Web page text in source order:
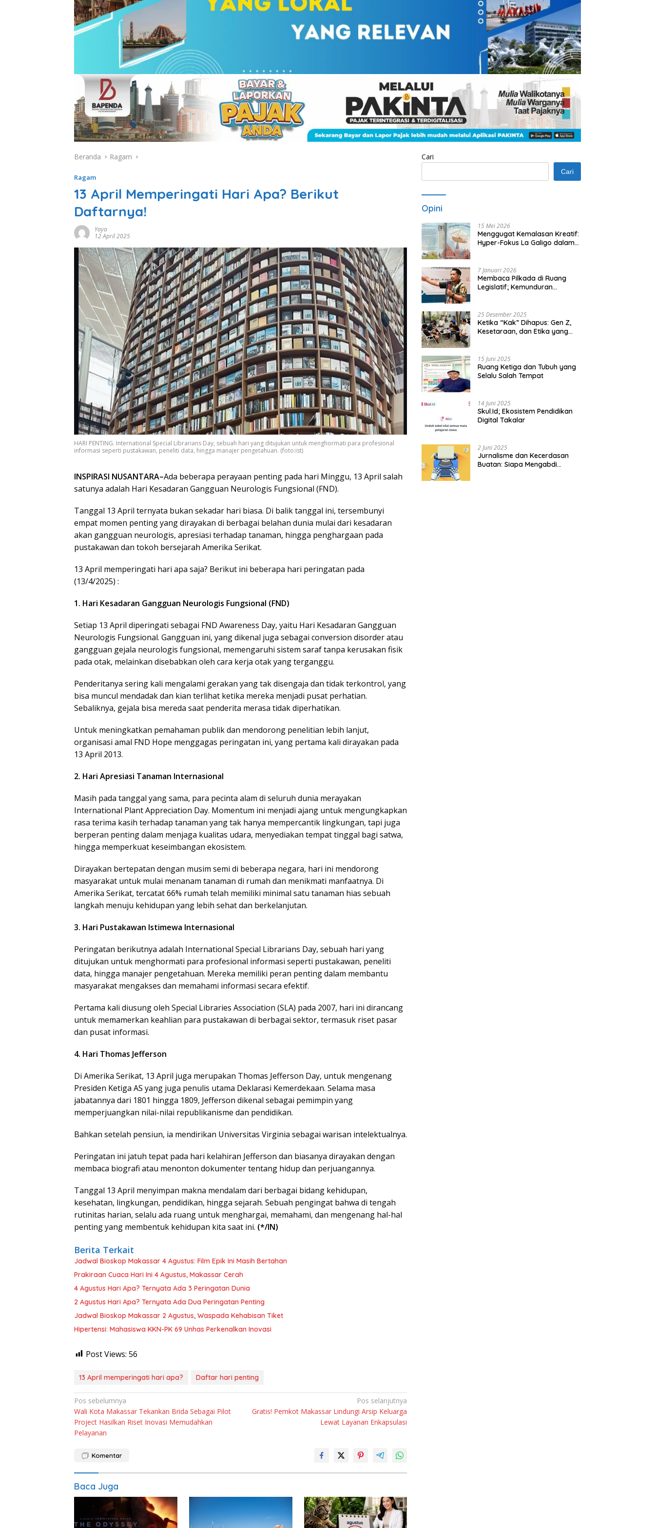
Beranda Ragam
Ragam
13 April Memperingati Hari Apa? Berikut
Daftarnya!
Yaya
12 April 2025
HARI PENTING. International Special Librarians Day, sebuah hari yang ditujukan untuk menghormati para profesional
informasi seperti pustakawan, peneliti data, hingga manajer pengetahuan. (foto:ist)
INSPIRASI NUSANTARA–Ada beberapa perayaan penting pada hari Minggu, 13 April salah
satunya adalah Hari Kesadaran Gangguan Neurologis Fungsional (FND).
Tanggal 13 April ternyata bukan sekadar hari biasa. Di balik tanggal ini, tersembunyi
empat momen penting yang dirayakan di berbagai belahan dunia mulai dari kesadaran
akan gangguan neurologis, apresiasi terhadap tanaman, hingga penghargaan pada
pustakawan dan tokoh bersejarah Amerika Serikat.
13 April memperingati hari apa saja? Berikut ini beberapa hari peringatan pada
(13/4/2025) :
1. Hari Kesadaran Gangguan Neurologis Fungsional (FND)
Setiap 13 April diperingati sebagai FND Awareness Day, yaitu Hari Kesadaran Gangguan
Neurologis Fungsional. Gangguan ini, yang dikenal juga sebagai conversion disorder atau
gangguan gejala neurologis fungsional, memengaruhi sistem saraf tanpa kerusakan fisik
pada otak, melainkan disebabkan oleh cara kerja otak yang terganggu.
Penderitanya sering kali mengalami gerakan yang tak disengaja dan tidak terkontrol, yang
bisa muncul mendadak dan kian terlihat ketika mereka menjadi pusat perhatian.
Sebaliknya, gejala bisa mereda saat penderita merasa tidak diperhatikan.
Untuk meningkatkan pemahaman publik dan mendorong penelitian lebih lanjut,
organisasi amal FND Hope menggagas peringatan ini, yang pertama kali dirayakan pada
13 April 2013.
2. Hari Apresiasi Tanaman Internasional
Masih pada tanggal yang sama, para pecinta alam di seluruh dunia merayakan
International Plant Appreciation Day. Momentum ini menjadi ajang untuk mengungkapkan
rasa terima kasih terhadap tanaman yang tak hanya mempercantik lingkungan, tapi juga
berperan penting dalam menjaga kualitas udara, menyediakan tempat tinggal bagi satwa,
hingga memperkuat keseimbangan ekosistem.
Dirayakan bertepatan dengan musim semi di beberapa negara, hari ini mendorong
masyarakat untuk mulai menanam tanaman di rumah dan menikmati manfaatnya. Di
Amerika Serikat, tercatat 66% rumah telah memiliki minimal satu tanaman hias sebuah
langkah menuju kehidupan yang lebih sehat dan berkelanjutan.
3. Hari Pustakawan Istimewa Internasional
Peringatan berikutnya adalah International Special Librarians Day, sebuah hari yang
ditujukan untuk menghormati para profesional informasi seperti pustakawan, peneliti
data, hingga manajer pengetahuan. Mereka memiliki peran penting dalam membantu
masyarakat mengakses dan memahami informasi secara efektif.
Pertama kali diusung oleh Special Libraries Association (SLA) pada 2007, hari ini dirancang
untuk memamerkan keahlian para pustakawan di berbagai sektor, termasuk riset pasar
dan pusat informasi.
4. Hari Thomas Jefferson
Di Amerika Serikat, 13 April juga merupakan Thomas Jefferson Day, untuk mengenang
Presiden Ketiga AS yang juga penulis utama Deklarasi Kemerdekaan. Selama masa
jabatannya dari 1801 hingga 1809, Jefferson dikenal sebagai pemimpin yang
memperjuangkan nilai-nilai republikanisme dan pendidikan.
Bahkan setelah pensiun, ia mendirikan Universitas Virginia sebagai warisan intelektualnya.
Peringatan ini jatuh tepat pada hari kelahiran Jefferson dan biasanya dirayakan dengan
membaca biografi atau menonton dokumenter tentang hidup dan perjuangannya.
Tanggal 13 April menyimpan makna mendalam dari berbagai bidang kehidupan,
kesehatan, lingkungan, pendidikan, hingga sejarah. Sebuah pengingat bahwa di tengah
rutinitas harian, selalu ada ruang untuk menghargai, memahami, dan mengenang hal-hal
penting yang membentuk kehidupan kita saat ini. (*/IN)
Berita Terkait
Jadwal Bioskop Makassar 4 Agustus: Film Epik Ini Masih Bertahan
Prakiraan Cuaca Hari Ini 4 Agustus, Makassar Cerah
4 Agustus Hari Apa? Ternyata Ada 3 Peringatan Dunia
2 Agustus Hari Apa? Ternyata Ada Dua Peringatan Penting
Jadwal Bioskop Makassar 2 Agustus, Waspada Kehabisan Tiket
Hipertensi: Mahasiswa KKN-PK 69 Unhas Perkenalkan Inovasi
Post Views: 56
13 April memperingati hari apa? Daftar hari penting
Navigasi
pos
Pos sebelumnya
Wali Kota Makassar Tekankan Brida Sebagai Pilot
Project Hasilkan Riset Inovasi Memudahkan
Pelayanan
Pos selanjutnya
Gratis! Pemkot Makassar Lindungi Arsip Keluarga
Lewat Layanan Enkapsulasi
Komentar
Baca Juga
Cari
Cari
Opini
15 Mei 2026
Menggugat Kemalasan Kreatif:
Hyper-Fokus La Galigo dalam
7 Januari 2026
Membaca Pilkada di Ruang
Legislatif; Kemunduran
25 Desember 2025
Ketika “Kak” Dihapus: Gen Z,
Kesetaraan, dan Etika yang
15 Juni 2025
Ruang Ketiga dan Tubuh yang
Selalu Salah Tempat
14 Juni 2025
Skul.Id; Ekosistem Pendidikan
Digital Takalar
2 Juni 2025
Jurnalisme dan Kecerdasan
Buatan: Siapa Mengabdi